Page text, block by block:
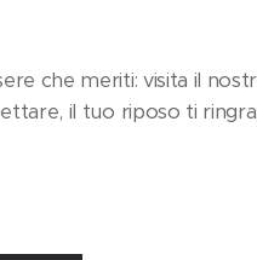
che meriti: visita il
il tuo riposo ti